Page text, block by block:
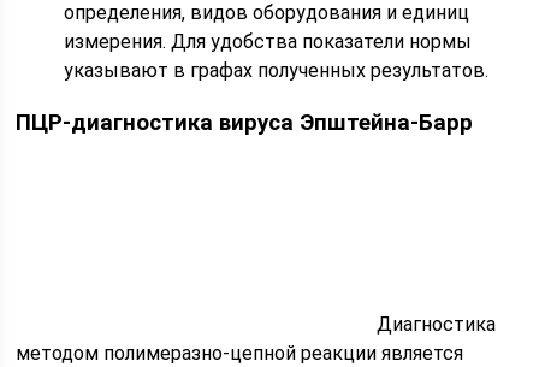
определения, видов оборудования и единиц
измерения. Для удобства показатели нормы
указывают в графах полученных результатов.
ПЦР-диагностика вируса Эпштейна-Барр
Диагностика
методом полимеразно-цепной реакции является